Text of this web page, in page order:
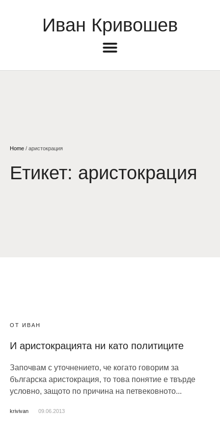
Иван Кривошев
Home / аристокрация
Етикет: аристокрация
ОТ ИВАН
И аристокрацията ни като политиците
Започвам с уточнението, че когато говорим за
българска аристокрация, то това понятие е твърде
условно, защото по причина на петвековното...
krivivan 09.06.2013